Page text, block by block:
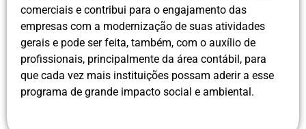
comerciais e contribui para o engajamento das
empresas com a modernização de suas atividades
gerais e pode ser feita, também, com o auxílio de
profissionais, principalmente da área contábil, para
que cada vez mais instituições possam aderir a esse
programa de grande impacto social e ambiental.